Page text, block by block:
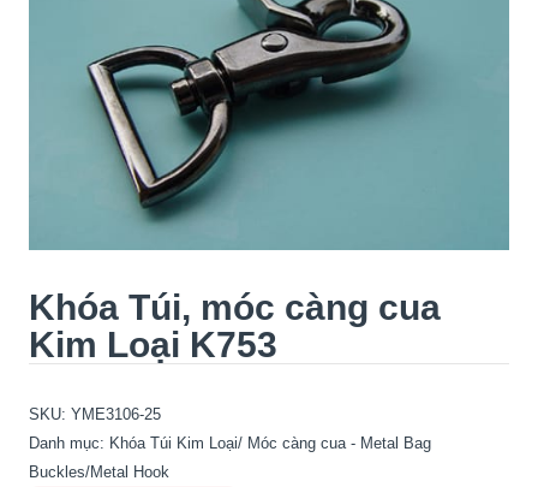
Khóa Túi, móc càng cua
Kim Loại K753
SKU: YME3106-25
Danh mục: Khóa Túi Kim Loại/ Móc càng cua - Metal Bag
Buckles/Metal Hook